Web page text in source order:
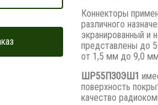
Коннекторы
различного
экранированный и
представлены до
от 1,5 мм до 9,0
ШР55П30ЭШ1
поверхность
качество